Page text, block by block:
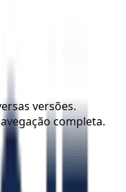
versões.
completa.